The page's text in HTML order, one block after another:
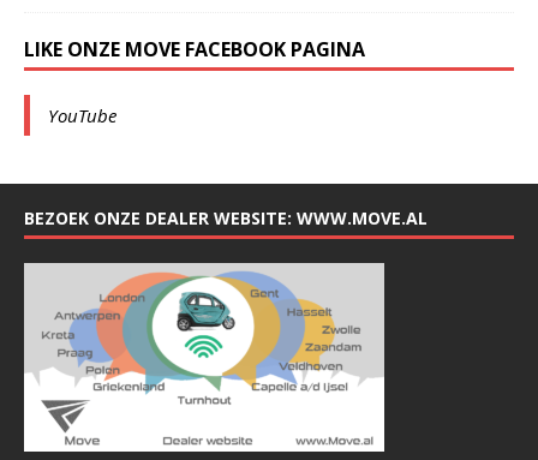
LIKE ONZE MOVE FACEBOOK PAGINA
YouTube
BEZOEK ONZE DEALER WEBSITE: WWW.MOVE.AL